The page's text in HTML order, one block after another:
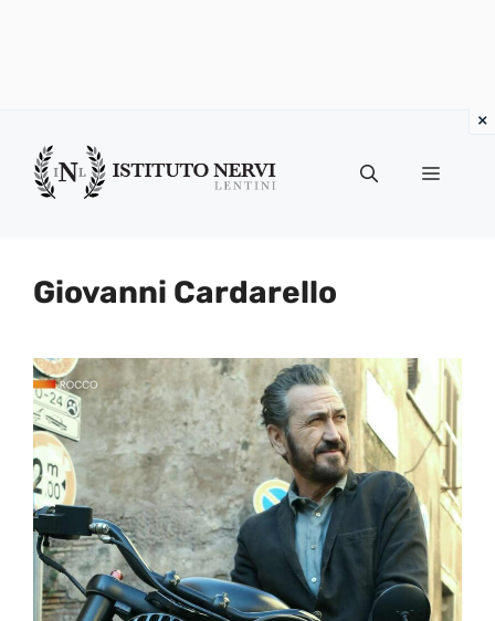
contenuto
Menu
Giovanni Cardarello